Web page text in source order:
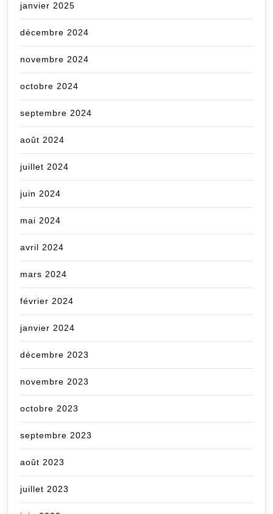
janvier 2025
décembre 2024
novembre 2024
octobre 2024
septembre 2024
août 2024
juillet 2024
juin 2024
mai 2024
avril 2024
mars 2024
février 2024
janvier 2024
décembre 2023
novembre 2023
octobre 2023
septembre 2023
août 2023
juillet 2023